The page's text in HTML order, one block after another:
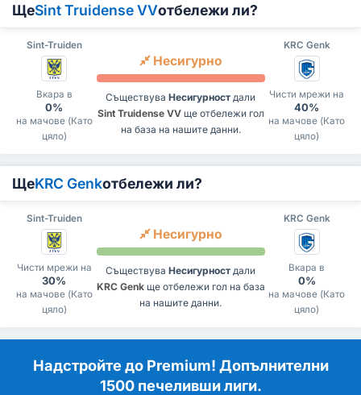
ЩеSint Truidense VVотбележи ли?
Sint-Truiden KRC Genk
Вкара в
0%
на мачове (Като
цяло)
Несигурно
Съществува Несигурност дали
Sint Truidense VVще отбележи гол
на база на нашите данни.
Чисти мрежи на
40%
на мачове (Като
цяло)
ЩеKRC Genkотбележи ли?
Sint-Truiden KRC Genk
Чисти мрежи на
30%
на мачове (Като
цяло)
Несигурно
Съществува Несигурност дали
KRC Genkще отбележи гол на база
на нашите данни.
Вкара в
0%
на мачове (Като
цяло)
Надстройте до Premium! Допълнителни
1500 печеливши лиги.